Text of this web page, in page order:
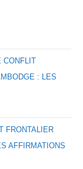
CONFLIT
: LES
FRONTALIER
AFFIRMATIONS